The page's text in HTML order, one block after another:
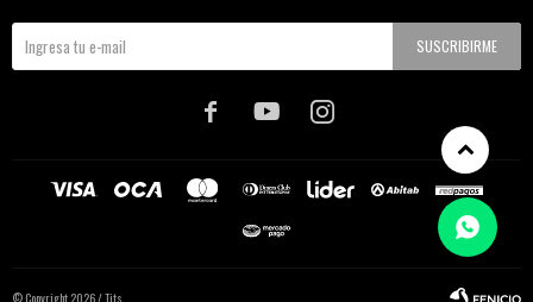
SUSCRIBIRME
  
© Copyright 2026 / Tits